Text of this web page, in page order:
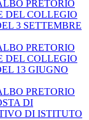
PRETORIO
DEL COLLEGIO
3 SETTEMBRE
PRETORIO
DEL COLLEGIO
13 GIUGNO
PRETORIO
DI
DI ISTITUTO